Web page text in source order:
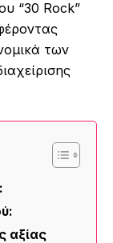
“30 Rock”
των
αξίας